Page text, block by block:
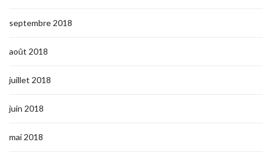
septembre 2018
août 2018
juillet 2018
juin 2018
mai 2018